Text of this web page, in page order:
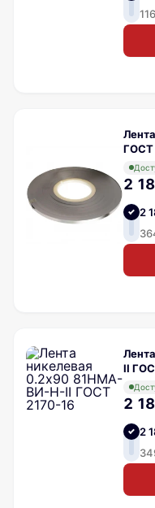
ГОСТ
2
2
II
2
2